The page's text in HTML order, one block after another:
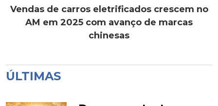
Vendas de carros eletrificados crescem no
AM em 2025 com avanço de marcas
chinesas
ÚLTIMAS